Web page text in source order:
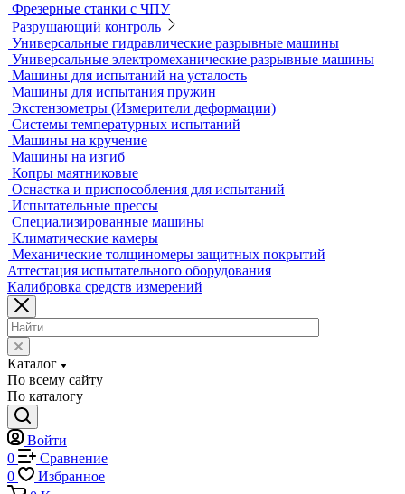
Видеоизмерительные машины
Координатно-измерительные машины
Лазерные трекеры
Мультисенсорные и видеоизмерительные машины
Оптические измерительные машины
Приборы для измерения профиля и формы
Промышленные томографы
Фрезерные станки с ЧПУ
Разрушающий контроль
Универсальные гидравлические разрывные машины
Универсальные электромеханические разрывные машины
Машины для испытаний на усталость
Машины для испытания пружин
Экстензометры (Измерители деформации)
Системы температурных испытаний
Машины на кручение
Машины на изгиб
Копры маятниковые
Оснастка и приспособления для испытаний
Испытательные прессы
Специализированные машины
Климатические камеры
Механические толщиномеры защитных покрытий
Аттестация испытательного оборудования
Калибровка средств измерений